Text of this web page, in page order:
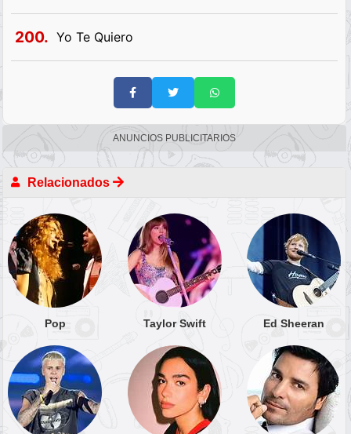
200. Yo Te Quiero
ANUNCIOS PUBLICITARIOS
Relacionados
Pop Taylor Swift Ed Sheeran